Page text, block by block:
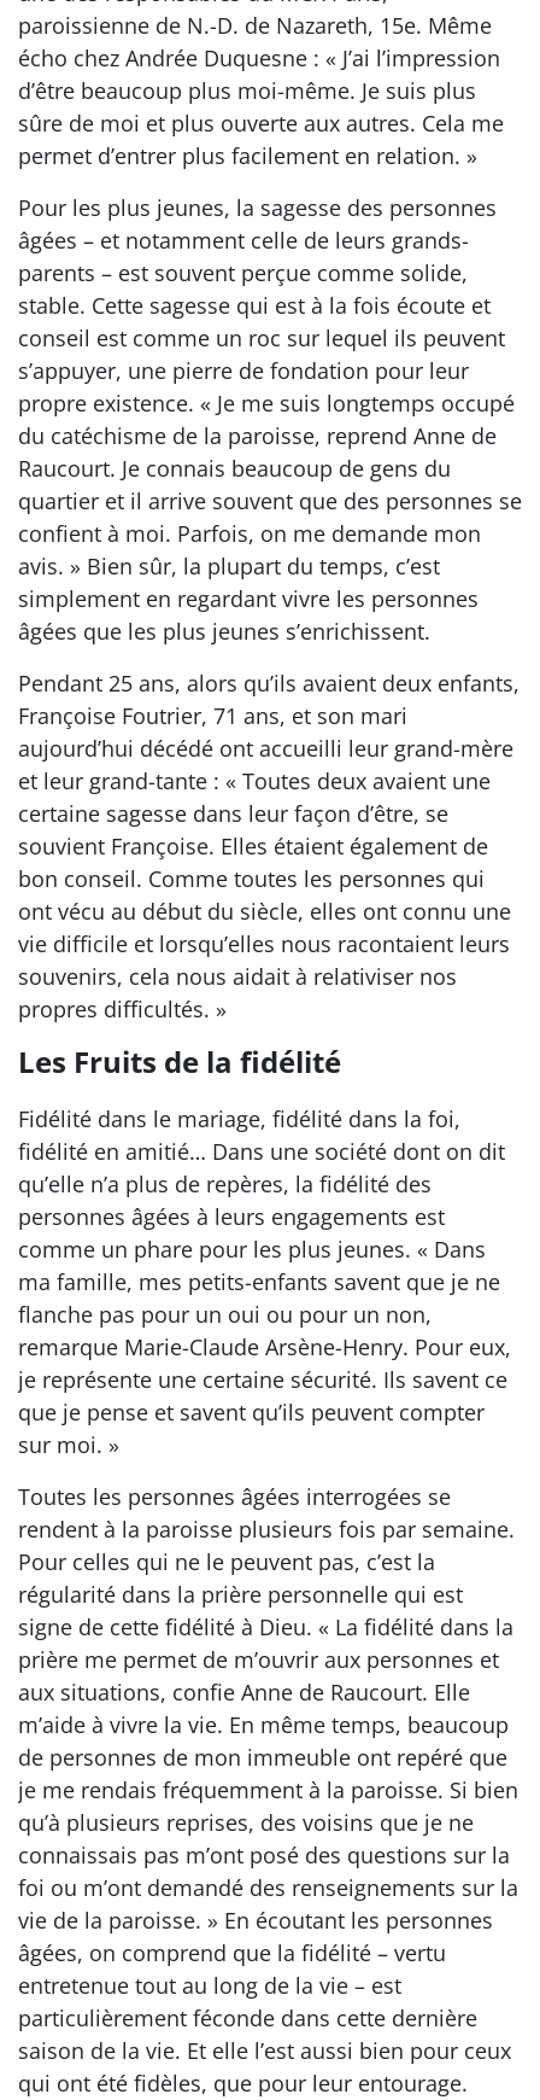
paroissienne de N.-D. de Nazareth, 15e. Même
écho chez Andrée Duquesne : « J’ai l’impression
d’être beaucoup plus moi-même. Je suis plus
sûre de moi et plus ouverte aux autres. Cela me
permet d’entrer plus facilement en relation. »
Pour les plus jeunes, la sagesse des personnes
âgées – et notamment celle de leurs grands-
parents – est souvent perçue comme solide,
stable. Cette sagesse qui est à la fois écoute et
conseil est comme un roc sur lequel ils peuvent
s’appuyer, une pierre de fondation pour leur
propre existence. « Je me suis longtemps occupé
du catéchisme de la paroisse, reprend Anne de
Raucourt. Je connais beaucoup de gens du
quartier et il arrive souvent que des personnes se
confient à moi. Parfois, on me demande mon
avis. » Bien sûr, la plupart du temps, c’est
simplement en regardant vivre les personnes
âgées que les plus jeunes s’enrichissent.
Pendant 25 ans, alors qu’ils avaient deux enfants,
Françoise Foutrier, 71 ans, et son mari
aujourd’hui décédé ont accueilli leur grand-mère
et leur grand-tante : « Toutes deux avaient une
certaine sagesse dans leur façon d’être, se
souvient Françoise. Elles étaient également de
bon conseil. Comme toutes les personnes qui
ont vécu au début du siècle, elles ont connu une
vie difficile et lorsqu’elles nous racontaient leurs
souvenirs, cela nous aidait à relativiser nos
propres difficultés. »
Les Fruits de la fidélité
Fidélité dans le mariage, fidélité dans la foi,
fidélité en amitié… Dans une société dont on dit
qu’elle n’a plus de repères, la fidélité des
personnes âgées à leurs engagements est
comme un phare pour les plus jeunes. « Dans
ma famille, mes petits-enfants savent que je ne
flanche pas pour un oui ou pour un non,
remarque Marie-Claude Arsène-Henry. Pour eux,
je représente une certaine sécurité. Ils savent ce
que je pense et savent qu’ils peuvent compter
sur moi. »
Toutes les personnes âgées interrogées se
rendent à la paroisse plusieurs fois par semaine.
Pour celles qui ne le peuvent pas, c’est la
régularité dans la prière personnelle qui est
signe de cette fidélité à Dieu. « La fidélité dans la
prière me permet de m’ouvrir aux personnes et
aux situations, confie Anne de Raucourt. Elle
m’aide à vivre la vie. En même temps, beaucoup
de personnes de mon immeuble ont repéré que
je me rendais fréquemment à la paroisse. Si bien
qu’à plusieurs reprises, des voisins que je ne
connaissais pas m’ont posé des questions sur la
foi ou m’ont demandé des renseignements sur la
vie de la paroisse. » En écoutant les personnes
âgées, on comprend que la fidélité – vertu
entretenue tout au long de la vie – est
particulièrement féconde dans cette dernière
saison de la vie. Et elle l’est aussi bien pour ceux
qui ont été fidèles, que pour leur entourage.